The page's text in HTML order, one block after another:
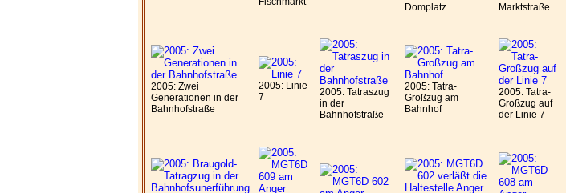
Domplatz
Marktstraße
2005: Zwei
Generationen in der
Bahnhofstraße
2005: Linie
7
2005: Tatraszug
in der
Bahnhofstraße
2005: Tatra-
Großzug am
Bahnhof
2005: Tatra-
Großzug auf
der Linie 7